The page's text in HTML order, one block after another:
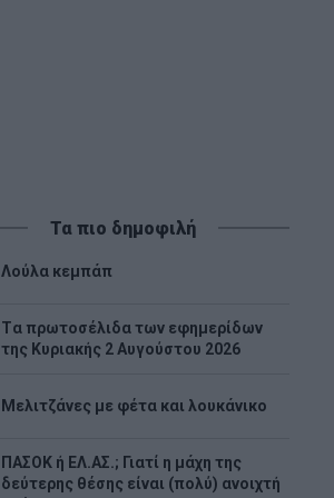
Τα πιο δημοφιλή
Λούλα κεμπάπ
Tα πρωτοσέλιδα των εφημερίδων
της Κυριακής 2 Αυγούστου 2026
Μελιτζάνες με φέτα και λουκάνικο
ΠΑΣΟΚ ή ΕΛ.ΑΣ.; Γιατί η μάχη της
δεύτερης θέσης είναι (πολύ) ανοιχτή